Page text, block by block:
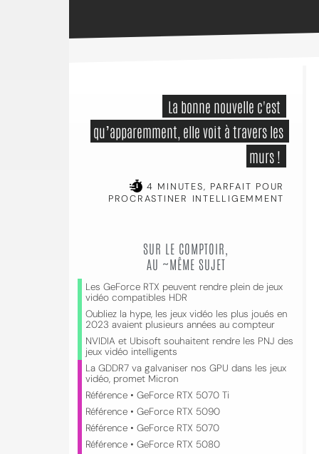
qu’apparemment, elle voit à travers les
murs !
4 MINUTES, PARFAIT POUR
PROCRASTINER INTELLIGEMMENT
SUR LE COMPTOIR,
AU ~MÊME SUJET
Les GeForce RTX peuvent rendre plein de jeux
vidéo compatibles HDR
Oubliez la hype, les jeux vidéo les plus joués en
2023 avaient plusieurs années au compteur
NVIDIA et Ubisoft souhaitent rendre les PNJ des
jeux vidéo intelligents
La GDDR7 va galvaniser nos GPU dans les jeux
vidéo, promet Micron
Référence • GeForce RTX 5070 Ti
Référence • GeForce RTX 5090
Référence • GeForce RTX 5070
Référence • GeForce RTX 5080